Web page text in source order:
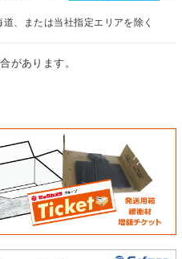
、または当社指定エリアを除く
があります。